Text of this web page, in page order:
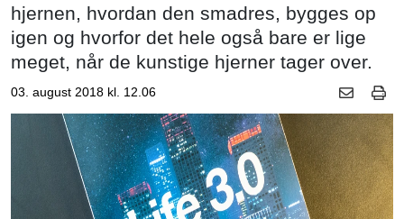
hjernen, hvordan den smadres, bygges op
igen og hvorfor det hele også bare er lige
meget, når de kunstige hjerner tager over.
03. august 2018 kl. 12.06